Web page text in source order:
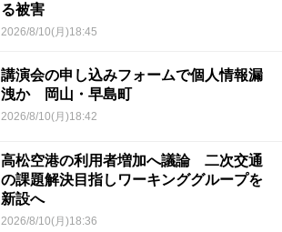
る被害
2026/8/10(月)18:45
講演会の申し込みフォームで個人情報漏
洩か 岡山・早島町
2026/8/10(月)18:42
高松空港の利用者増加へ議論 二次交通
の課題解決目指しワーキンググループを
新設へ
2026/8/10(月)18:36